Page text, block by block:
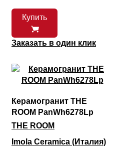
Купить
Заказать в один клик
Керамогранит THE
ROOM PanWh6278Lp
THE ROOM
Imola Ceramica (Италия)